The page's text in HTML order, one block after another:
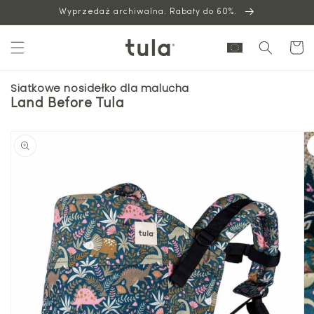
Wyprzedaż archiwalna. Rabaty do 60%.
Wózek
Siatkowe nosidełko dla malucha
Land Before Tula
Przejdź
informacji